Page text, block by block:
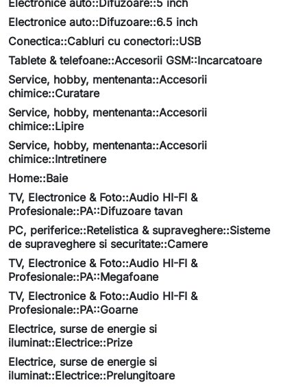
Electronice auto::Difuzoare::5 inch
Electronice auto::Difuzoare::6.5 inch
Conectica::Cabluri cu conectori::USB
Tablete & telefoane::Accesorii GSM::Incarcatoare
Service, hobby, mentenanta::Accesorii
chimice::Curatare
Service, hobby, mentenanta::Accesorii
chimice::Lipire
Service, hobby, mentenanta::Accesorii
chimice::Intretinere
Home::Baie
TV, Electronice & Foto::Audio HI-FI &
Profesionale::PA::Difuzoare tavan
PC, periferice::Retelistica & supraveghere::Sisteme
de supraveghere si securitate::Camere
TV, Electronice & Foto::Audio HI-FI &
Profesionale::PA::Megafoane
TV, Electronice & Foto::Audio HI-FI &
Profesionale::PA::Goarne
Electrice, surse de energie si
iluminat::Electrice::Prize
Electrice, surse de energie si
iluminat::Electrice::Prelungitoare